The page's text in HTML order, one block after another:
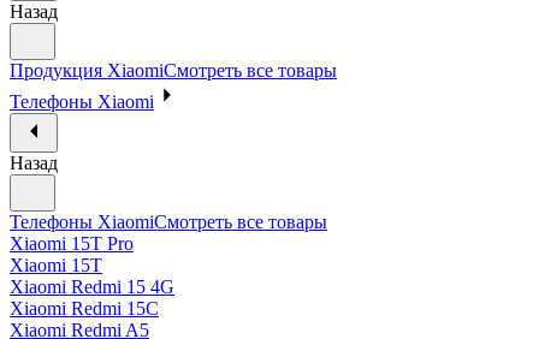
Назад
Продукция XiaomiСмотреть все товары
Телефоны Xiaomi
Назад
Телефоны XiaomiСмотреть все товары
Xiaomi 15T Pro
Xiaomi 15T
Xiaomi Redmi 15 4G
Xiaomi Redmi 15C
Xiaomi Redmi A5